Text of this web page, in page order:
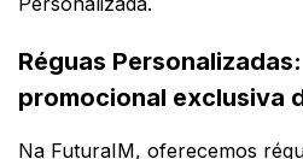
Réguas
promocional exclusiva
Na FuturaIM, oferecemos